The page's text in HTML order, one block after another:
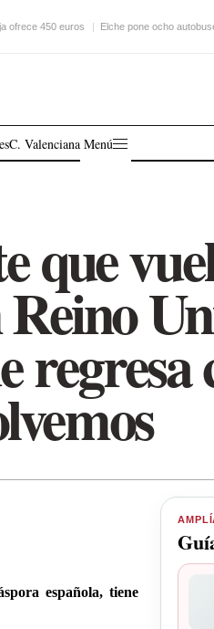
ofrece 450 euros Elche pone ocho
C. Valenciana Menú
que
regresa
española, tiene